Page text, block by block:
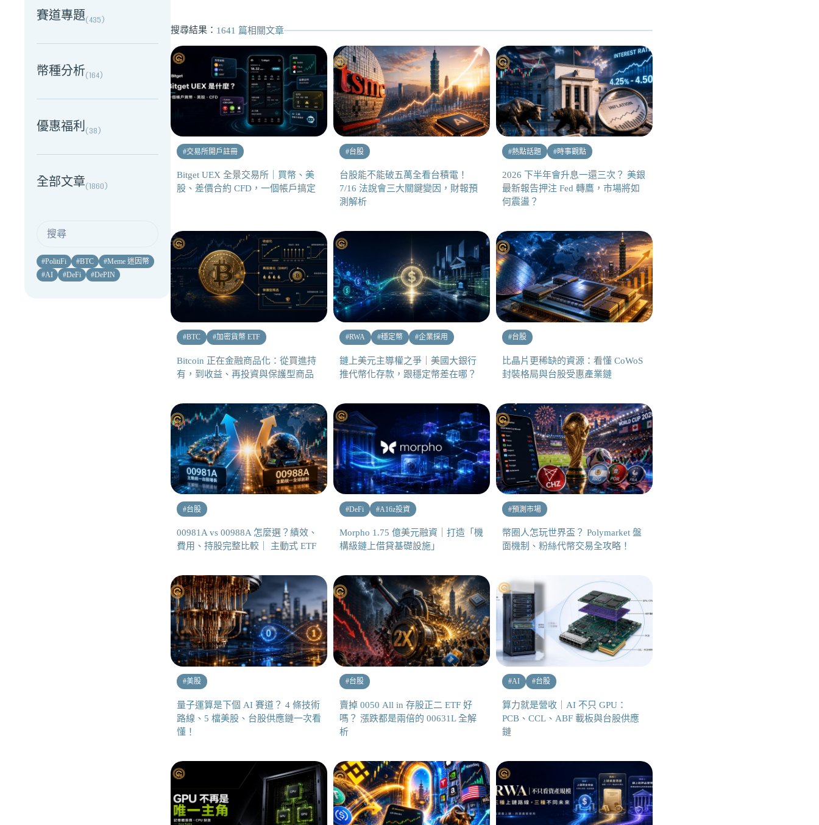
賽道專題(435)
幣種分析(164)
優惠福利(38)
全部文章(1860)
#PolitiFi #BTC #Meme 迷因幣
#AI #DeFi #DePIN
搜尋結果： 1641 篇相關文章
#交易所開戶註冊
Bitget UEX 全景交易所｜買幣、美
股、差價合約 CFD，一個帳戶搞定
#台股
台股能不能破五萬全看台積電！
7/16 法說會三大關鍵變因，財報預
測解析
#熱點話題 #時事觀點
2026 下半年會升息一還三次？ 美銀
最新報告押注 Fed 轉鷹，市場將如
何震盪？
#BTC #加密貨幣 ETF
Bitcoin 正在金融商品化：從買進持
有，到收益、再投資與保護型商品
#RWA #穩定幣 #企業採用
鏈上美元主導權之爭｜美國大銀行
推代幣化存款，跟穩定幣差在哪？
#台股
比晶片更稀缺的資源：看懂 CoWoS
封裝格局與台股受惠產業鏈
#台股
00981A vs 00988A 怎麼選？績效、
費用、持股完整比較｜ 主動式 ETF
#DeFi #A16z投資
Morpho 1.75 億美元融資｜打造「機
構級鏈上借貸基礎設施」
#預測市場
幣圈人怎玩世界盃？ Polymarket 盤
面機制、粉絲代幣交易全攻略！
#美股
量子運算是下個 AI 賽道？ 4 條技術
路線、5 檔美股、台股供應鏈一次看
懂！
#台股
賣掉 0050 All in 存股正二 ETF 好
嗎？ 漲跌都是兩倍的 00631L 全解
析
#AI #台股
算力就是營收｜AI 不只 GPU：
PCB、CCL、ABF 載板與台股供應
鏈